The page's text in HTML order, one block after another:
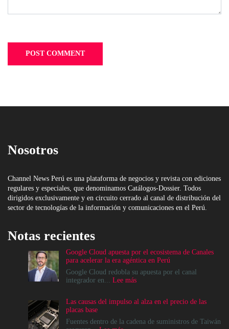
Nosotros
Channel News Perú es una plataforma de negocios y revista con ediciones
regulares y especiales, que denominamos Catálogos-Dossier. Todos
dirigidos exclusivamente y en circuito cerrado al canal de distribución del
sector de tecnologías de la información y comunicaciones en el Perú.
Notas recientes
Google Cloud apuesta por el ecosistema de Canales
para acelerar la era agéntica en Perú
Google Cloud redobla su apuesta por el canal
integrador en... Lee más:
apuesta
el
Las causas del impulso al alza en el precio de las
placas base
Fuentes dentro de la cadena de suministros de Taiwán